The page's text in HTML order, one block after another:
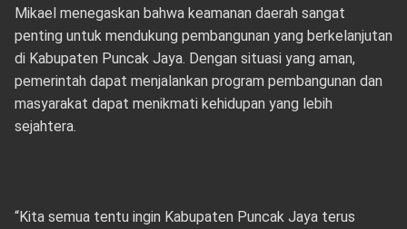
Mikael menegaskan bahwa keamanan daerah sangat
penting untuk mendukung pembangunan yang berkelanjutan
di Kabupaten Puncak Jaya. Dengan situasi yang aman,
pemerintah dapat menjalankan program pembangunan dan
masyarakat dapat menikmati kehidupan yang lebih
sejahtera.
“Kita semua tentu ingin Kabupaten Puncak Jaya terus